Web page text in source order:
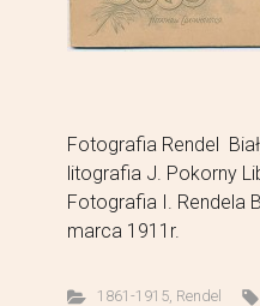
Fotografia Rendel
litografia J. Pokorny
Fotografia I. Rendela
marca 1911r.
1861-1915, Rendel